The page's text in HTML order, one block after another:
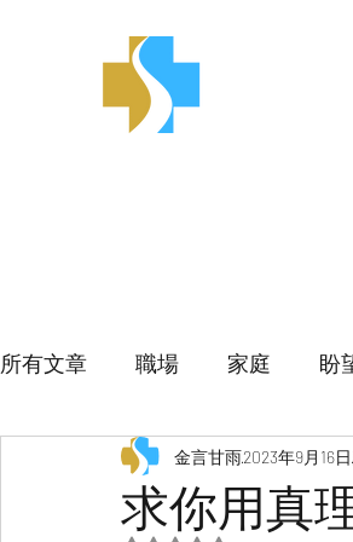
所有文章 職場 家庭 盼
求你用真
金言甘雨2023年9月16日